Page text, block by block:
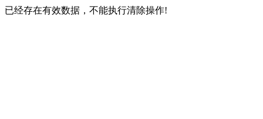
已经存在有效数据，不能执行清除操作!